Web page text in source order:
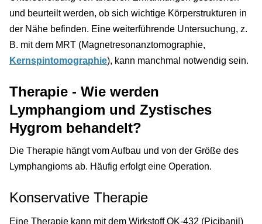
und beurteilt werden, ob sich wichtige Körperstrukturen in
der Nähe befinden. Eine weiterführende Untersuchung, z.
B. mit dem MRT (Magnetresonanztomographie,
Kernspintomographie), kann manchmal notwendig sein.
Therapie - Wie werden
Lymphangiom und Zystisches
Hygrom behandelt?
Die Therapie hängt vom Aufbau und von der Größe des
Lymphangioms ab. Häufig erfolgt eine Operation.
Konservative Therapie
Eine Therapie kann mit dem Wirkstoff OK-432 (Picibanil)